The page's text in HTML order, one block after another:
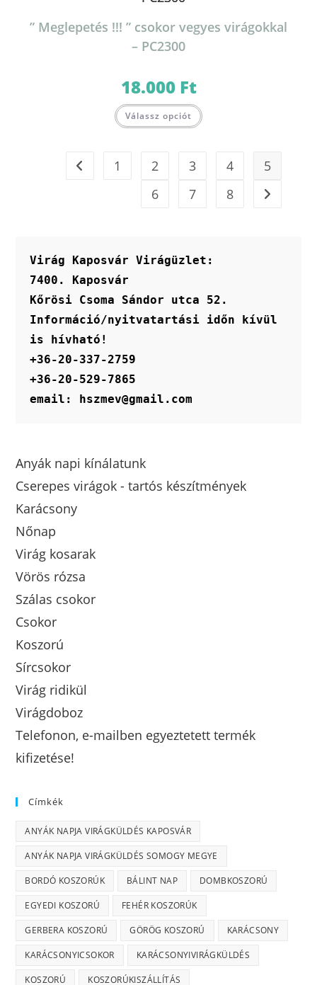
” Meglepetés !!! ” csokor vegyes virágokkal
– PC2300
18.000 Ft
Válassz opciót
1 2 3 4
5
6
7 8
Virág Kaposvár Virágüzlet:
7400. Kaposvár
Kőrösi Csoma Sándor utca 52.
Információ/nyitvatartási időn kívül
is hívható!
+36-20-337-2759
+36-20-529-7865
email: hszmev@gmail.com
Anyák napi kínálatunk
Cserepes virágok - tartós készítmények
Karácsony
Nőnap
Virág kosarak
Vörös rózsa
Szálas csokor
Csokor
Koszorú
Sírcsokor
Virág ridikül
Virágdoboz
Telefonon, e-mailben egyeztetett termék
kifizetése!
Címkék
ANYÁK NAPJA VIRÁGKÜLDÉS KAPOSVÁR
ANYÁK NAPJA VIRÁGKÜLDÉS SOMOGY MEGYE
BORDÓ KOSZORÚK BÁLINT NAP DOMBKOSZORÚ
EGYEDI KOSZORÚ FEHÉR KOSZORÚK
GERBERA KOSZORÚ GÖRÖG KOSZORÚ KARÁCSONY
KARÁCSONYICSOKOR KARÁCSONYIVIRÁGKÜLDÉS
KOSZORÚ KOSZORÚKISZÁLLÍTÁS